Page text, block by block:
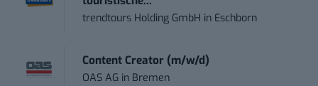
trendtours Holding GmbH in Eschborn
Content Creator (m/w/d)
OAS AG in Bremen